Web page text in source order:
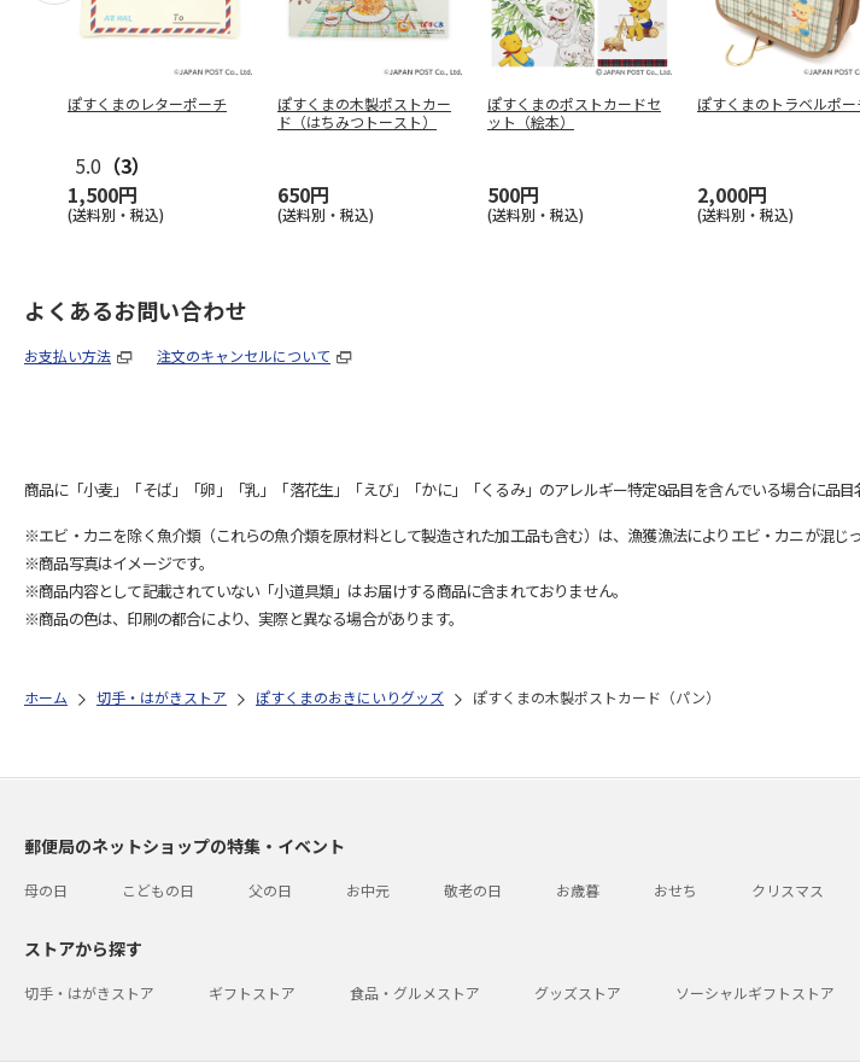
ぽすくまのレターポーチ
5.0 （3）
1,500円
(送料別・税込)
ぽすくまの木製ポストカー
ド（はちみつトースト）
650円
(送料別・税込)
ぽすくまのポストカードセ
ット（絵本）
500円
(送料別・税込)
ぽすくまのトラベルポー
2,000円
(送料別・税込)
よくあるお問い合わせ
お支払い方法 注文のキャンセルについて
商品に「小麦」「そば」「卵」「乳」「落花生」「えび」「かに」「くるみ」のアレルギー特定8品目を含んでいる場合に品目
※エビ・カニを除く魚介類（これらの魚介類を原材料として製造された加工品も含む）は、漁獲漁法によりエビ・カニが混じ
※商品写真はイメージです。
※商品内容として記載されていない「小道具類」はお届けする商品に含まれておりません。
※商品の色は、印刷の都合により、実際と異なる場合があります。
ホーム 切手・はがきストア ぽすくまのおきにいりグッズ ぽすくまの木製ポストカード（パン）
郵便局のネットショップの特集・イベント
母の日 こどもの日 父の日 お中元 敬老の日 お歳暮 おせち クリスマス
ストアから探す
切手・はがきストア ギフトストア 食品・グルメストア グッズストア ソーシャルギフトストア